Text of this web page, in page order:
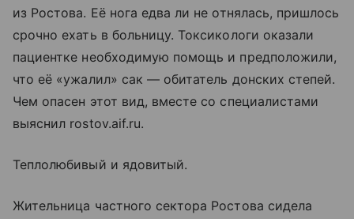
из Ростова. Её нога едва ли не отнялась, пришлось
срочно ехать в больницу. Токсикологи оказали
пациентке необходимую помощь и предположили,
что её «ужалил» сак — обитатель донских степей.
Чем опасен этот вид, вместе со специалистами
выяснил rostov.aif.ru.
Теплолюбивый и ядовитый.
Жительница частного сектора Ростова сидела